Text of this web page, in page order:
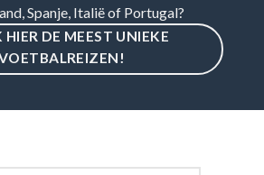
Spanje, Italië of Portugal?
HIER DE MEEST UNIEKE